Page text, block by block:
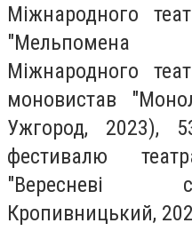
Міжнародного
"Мельпомена
Міжнародного
моновистав
Ужгород, 2023),
фестивалю
"Вересневі
Кропивницький,